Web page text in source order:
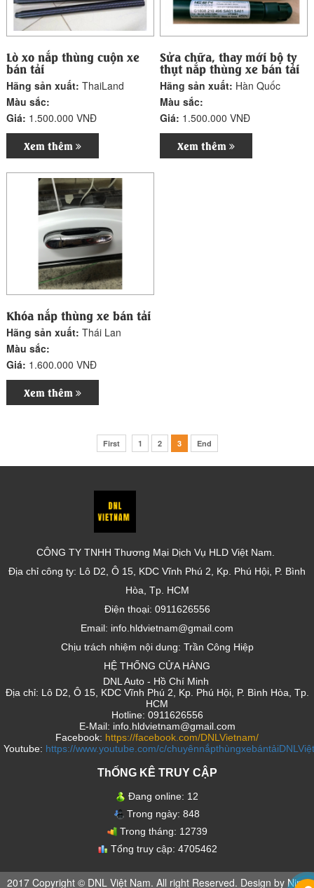
Lò xo nắp thùng cuộn xe
bán tải
Hãng sản xuất:ThaiLand
Màu sắc:
Giá: 1.500.000 VNĐ
Xem thêm
Sửa chữa, thay mới bộ ty
thụt nắp thùng xe bán tải
Hãng sản xuất: Hàn Quốc
Màu sắc:
Giá: 1.500.000 VNĐ
Xem thêm
Khóa nắp thùng xe bán tải
Hãng sản xuất:Thái Lan
Màu sắc:
Giá: 1.600.000 VNĐ
Xem thêm
First 1 2 3 End
CÔNG TY TNHH Thương Mại Dịch Vụ HLD Việt Nam.
Địa chỉ công ty: Lô D2, Ô 15, KDC Vĩnh Phú 2, Kp. Phú Hội, P. Bình
Hòa, Tp. HCM
Điện thoại: 0911626556
Email: info.hldvietnam@gmail.com
Chịu trách nhiệm nội dung: Trần Công Hiệp
HỆ THỐNG CỬA HÀNG
DNL Auto - Hồ Chí Minh
Địa chỉ: Lô D2, Ô 15, KDC Vĩnh Phú 2, Kp. Phú Hội, P. Bình Hòa, Tp.
HCM
Hotline: 0911626556
E-Mail: info.hldvietnam@gmail.com
Facebook: https://facebook.com/DNLVietnam/
Youtube: https://www.youtube.com/c/
ThỐNG KÊ TRUY CẬP
Đang online: 12
Trong ngày: 848
Trong tháng: 12739
Tổng truy cập: 4705462
2017 Copyright © DNL Việt Nam. All right Reserved. Design by Nina